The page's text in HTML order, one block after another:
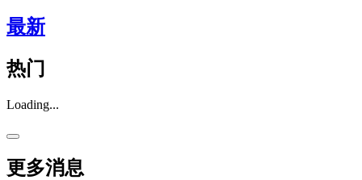
最新
热门
Loading...
更多消息